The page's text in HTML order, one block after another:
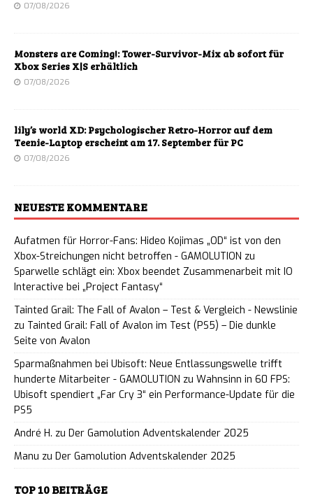
07/08/2026
Monsters are Coming!: Tower-Survivor-Mix ab sofort für
Xbox Series X|S erhältlich
07/08/2026
lily’s world XD: Psychologischer Retro-Horror auf dem
Teenie-Laptop erscheint am 17. September für PC
07/08/2026
NEUESTE KOMMENTARE
Aufatmen für Horror-Fans: Hideo Kojimas „OD“ ist von den
Xbox-Streichungen nicht betroffen - GAMOLUTION zu
Sparwelle schlägt ein: Xbox beendet Zusammenarbeit mit IO
Interactive bei „Project Fantasy“
Tainted Grail: The Fall of Avalon – Test & Vergleich - Newslinie
zu Tainted Grail: Fall of Avalon im Test (PS5) – Die dunkle
Seite von Avalon
Sparmaßnahmen bei Ubisoft: Neue Entlassungswelle trifft
hunderte Mitarbeiter - GAMOLUTION zu Wahnsinn in 60 FPS:
Ubisoft spendiert „Far Cry 3“ ein Performance-Update für die
PS5
André H. zu Der Gamolution Adventskalender 2025
Manu zu Der Gamolution Adventskalender 2025
TOP 10 BEITRÄGE